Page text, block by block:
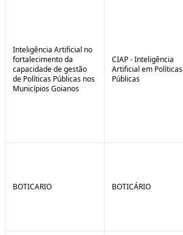
Inteligência Artificial no
fortalecimento da
capacidade de gestão
de Políticas Públicas nos
Municípios Goianos
CIAP - Inteligência
Artificial em Políticas
Públicas
BOTICARIO BOTICÁRIO